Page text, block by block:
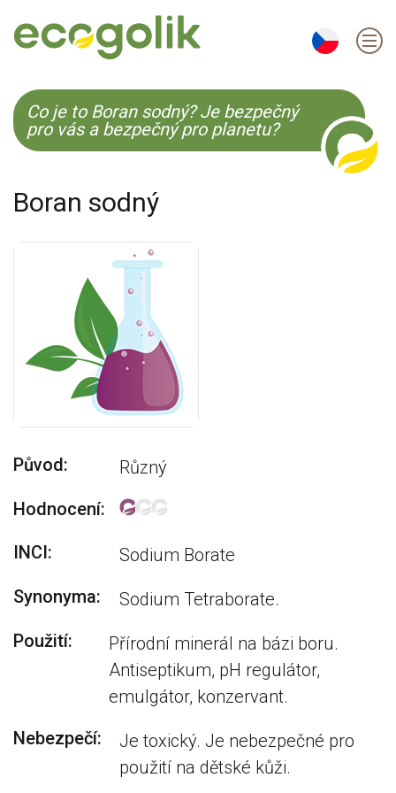
EN ES CS KO
Co je to Boran sodný? Je bezpečný
pro vás a bezpečný pro planetu?
Boran sodný
Původ:
Různý
Hodnocení:
INCI:
Sodium Borate
Synonyma:
Sodium Tetraborate.
Použití:
Přírodní minerál na bázi boru.
Antiseptikum, pH regulátor,
emulgátor, konzervant.
Nebezpečí:
Je toxický. Je nebezpečné pro
použití na dětské kůži.